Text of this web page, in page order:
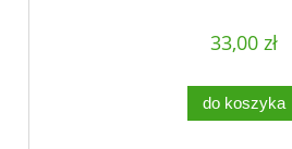
33,00 zł
do koszyka